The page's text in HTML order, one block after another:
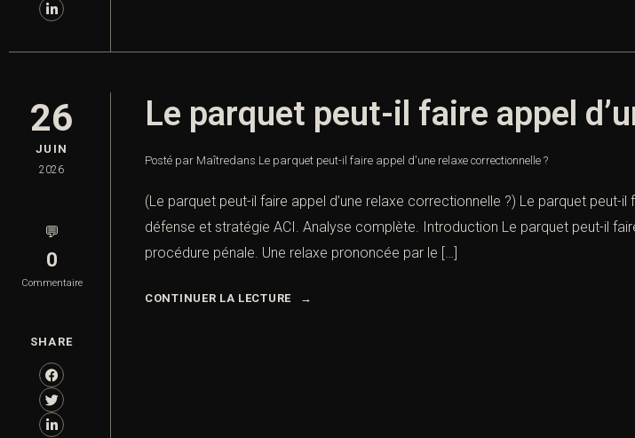
26
JUIN
2026
💬
0
Commentaire
SHARE
Le parquet peut-il faire appel
Posté par Maîtredans Le parquet peut-il faire appel d'une relaxe correctionnelle ?
(Le parquet peut-il faire appel d’une relaxe correctionnelle ?) Le parquet peut-
défense et stratégie ACI. Analyse complète. Introduction Le parquet peut-il
procédure pénale. Une relaxe prononcée par le […]
CONTINUER LA LECTURE